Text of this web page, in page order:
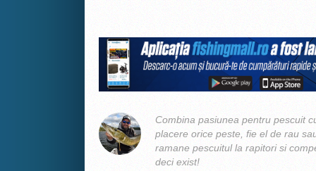
Combina pasiunea pentru pescuit
placere orice peste, fie el de rau
ramane pescuitul la rapitori si
deci exist!